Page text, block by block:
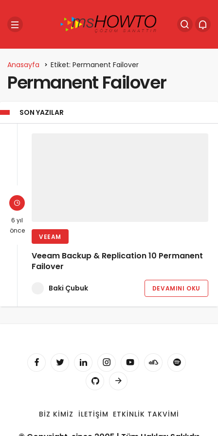
Anasayfa Etiket: Permanent Failover
Permanent Failover
SON YAZILAR
6 yıl
önce
VEEAM
Veeam Backup & Replication 10 Permanent
Failover
Baki Çubuk DEVAMINI OKU
BIZ KIMIZ İLETIŞIM ETKINLIK TAKVIMI